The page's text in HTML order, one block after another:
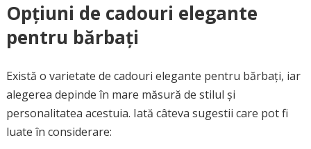
Opțiuni de cadouri elegante
pentru bărbați
Există o varietate de cadouri elegante pentru bărbați, iar
alegerea depinde în mare măsură de stilul și
personalitatea acestuia. Iată câteva sugestii care pot fi
luate în considerare: